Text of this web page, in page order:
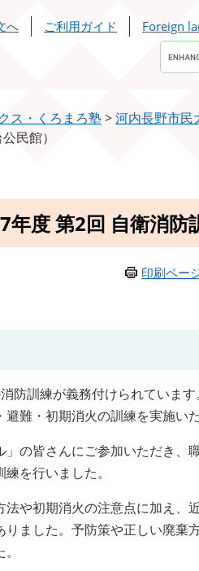
へ ご利用ガイド Foreign
Google
カ
ス
索
ス・くろまろ塾>河内長野市民
民館）
年度 第2回 自衛消
印刷ペー
防訓練が義務付けられていま
難・初期消火の訓練を実施いた
の皆さんにご参加いただき、
を行いました。
や初期消火の注意点に加え、
ました。予防策や正しい廃棄